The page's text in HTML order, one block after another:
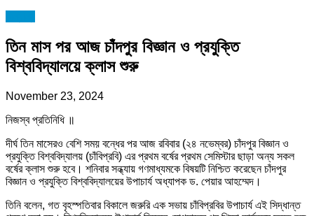
তিন মাস পর আজ চাঁদপুর বিজ্ঞান ও প্রযুক্তি
বিশ্ববিদ্যালয়ে ক্লাস শুরু
November 23, 2024
নিজস্ব প্রতিনিধি ॥
দীর্ঘ তিন মাসেরও বেশি সময় বন্ধের পর আজ রবিবার (২৪ নভেম্বর) চাঁদপুর বিজ্ঞান ও
প্রযুক্তি বিশ্ববিদ্যালয় (চাঁবিপ্রবি) এর প্রথম বর্ষের প্রথম সেমিস্টার ছাড়া অন্য সকল
বর্ষের ক্লাস শুরু হবে। শনিবার সন্ধ্যায় গণমাধ্যমকে বিষয়টি নিশ্চিত করেছেন চাঁদপুর
বিজ্ঞান ও প্রযুক্তি বিশ্ববিদ্যালয়ের উপাচার্য অধ্যাপক ড. পেয়ার আহম্মেদ।
তিনি বলেন, গত বৃহস্পতিবার বিকালে জরুরি এক সভায় চাঁবিপ্রবির উপাচার্য এই সিদ্ধান্ত